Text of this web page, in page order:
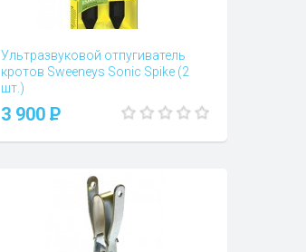
Ультразвуковой отпугиватель
кротов Sweeneys Sonic Spike (2
шт.)
Вопросы и отзывы (0)
3 900 P